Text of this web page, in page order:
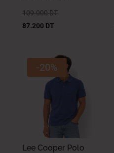
109.000 DT
87.200 DT
-20%
Lee Cooper Polo